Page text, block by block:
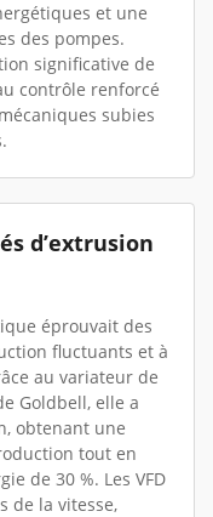
et une
des pompes.
significative de
contrôle renforcé
subies
d’extrusion
éprouvait des
fluctuants et à
au variateur de
Goldbell, elle a
obtenant une
tout en
de 30 %. Les VFD
de la vitesse,